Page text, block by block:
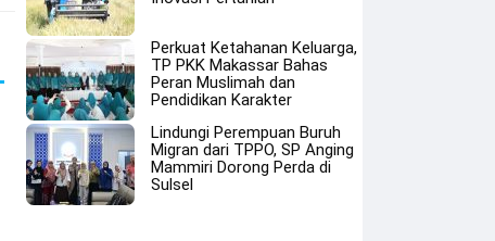
Perkuat Ketahanan Keluarga,
TP PKK Makassar Bahas
Peran Muslimah dan
Pendidikan Karakter
Lindungi Perempuan Buruh
Migran dari TPPO, SP Anging
Mammiri Dorong Perda di
Sulsel